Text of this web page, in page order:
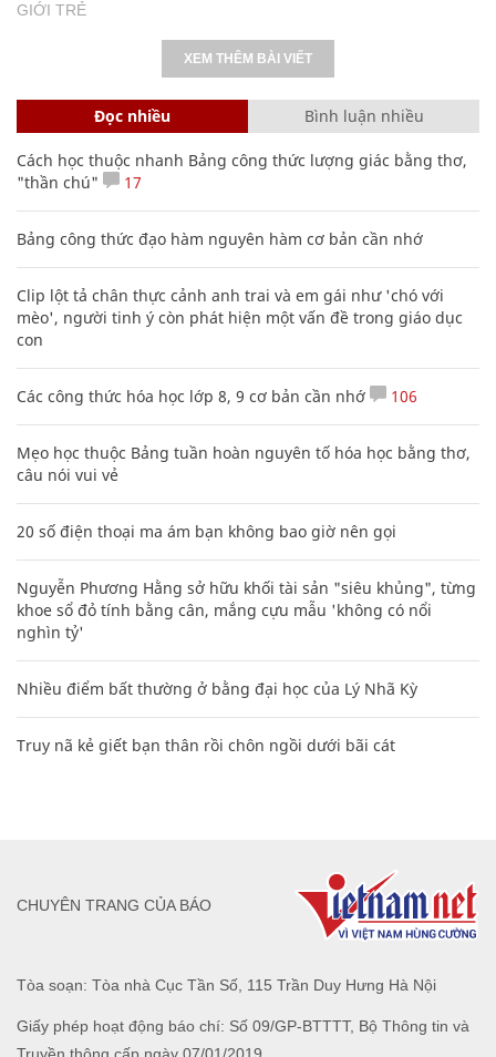
GIỚI TRẺ
XEM THÊM BÀI VIẾT
Đọc nhiều Bình luận nhiều
Cách học thuộc nhanh Bảng công thức lượng giác bằng thơ,
"thần chú"
17
Bảng công thức đạo hàm nguyên hàm cơ bản cần nhớ
Clip lột tả chân thực cảnh anh trai và em gái như 'chó với
mèo', người tinh ý còn phát hiện một vấn đề trong giáo dục
con
Các công thức hóa học lớp 8, 9 cơ bản cần nhớ 106
Mẹo học thuộc Bảng tuần hoàn nguyên tố hóa học bằng thơ,
câu nói vui vẻ
20 số điện thoại ma ám bạn không bao giờ nên gọi
Nguyễn Phương Hằng sở hữu khối tài sản "siêu khủng", từng
khoe sổ đỏ tính bằng cân, mắng cựu mẫu 'không có nổi
nghìn tỷ'
Nhiều điểm bất thường ở bằng đại học của Lý Nhã Kỳ
Truy nã kẻ giết bạn thân rồi chôn ngồi dưới bãi cát
Tòa soạn: Tòa nhà Cục Tần Số, 115 Trần Duy Hưng Hà Nội
Giấy phép hoạt động báo chí: Số 09/GP-BTTTT, Bộ Thông tin và
CHUYÊN TRANG CỦA BÁO